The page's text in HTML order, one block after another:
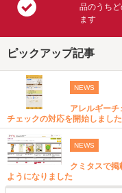
品のうち
ます
ピックアップ記事
NEWS
アレルギー
チェックの対応を開始しました
NEWS
クミタスで
ようになりました